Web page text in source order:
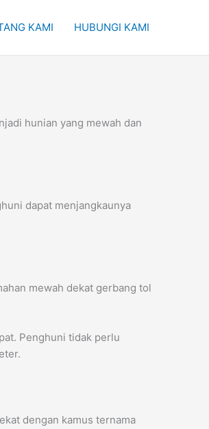
KAMI HUBUNGI KAMI
hunian yang mewah dan
dapat menjangkaunya
mewah dekat gerbang tol
Penghuni tidak perlu
dengan kamus ternama